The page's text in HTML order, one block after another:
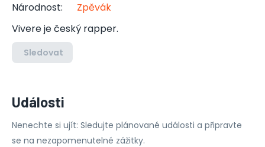
Národnost:
Zpěvák
Vivere je český rapper.
Sledovat
Události
Nenechte si ujít: Sledujte plánované události a připravte
se na nezapomenutelné zážitky.